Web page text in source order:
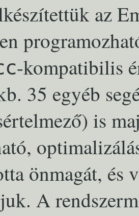
az
-kompatibilis
35 egyéb
is
önmagát, és
A